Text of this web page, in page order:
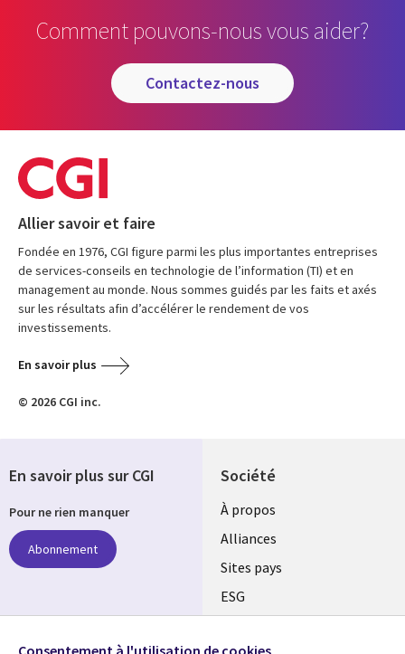
Comment pouvons-nous vous aider?
contactez-nous
Allier savoir et faire
Fondée en 1976, CGI figure parmi les plus importantes entreprises
de services-conseils en technologie de l’information (TI) et en
management au monde. Nous sommes guidés par les faits et axés
sur les résultats afin d’accélérer le rendement de vos
investissements.
En savoir plus
© 2026 CGI inc.
Société
À propos
Alliances
Sites pays
ESG
En savoir plus sur CGI
Pour ne rien manquer
Abonnement
Suivez-nous
Consentement à l'utilisation de cookies